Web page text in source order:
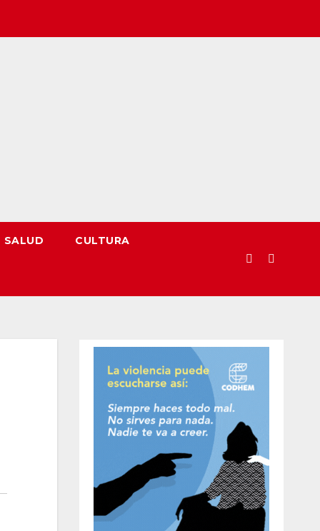
SALUD CULTURA